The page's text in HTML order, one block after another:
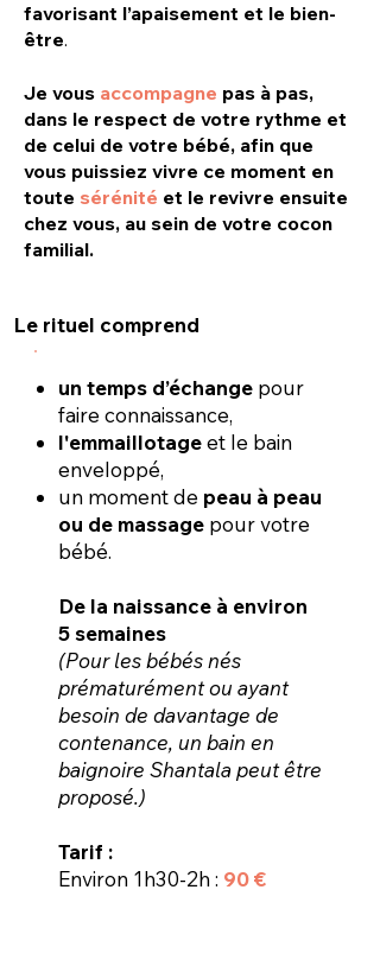
favorisant l’apaisement et le bien-
être.
Je vous accompagne pas à pas,
dans le respect de votre rythme et
de celui de votre bébé, afin que
vous puissiez vivre ce moment en
toute sérénité et le revivre ensuite
chez vous, au sein de votre cocon
familial.
Le rituel comprend
un temps d’échange pour
faire connaissance,
l'emmaillotageet le bain
enveloppé,
un moment de peau à peau
ou de massage pour votre
bébé.
De la naissance à environ
5 semaines
(Pour les bébés nés
prématurément ou ayant
besoin de davantage de
contenance, un bain en
baignoire Shantala peut être
proposé.)
Tarif :
Environ 1h30-2h : 90€